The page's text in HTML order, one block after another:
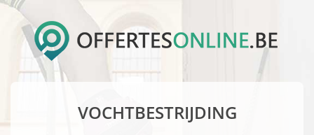
VOCHTBESTRIJDING